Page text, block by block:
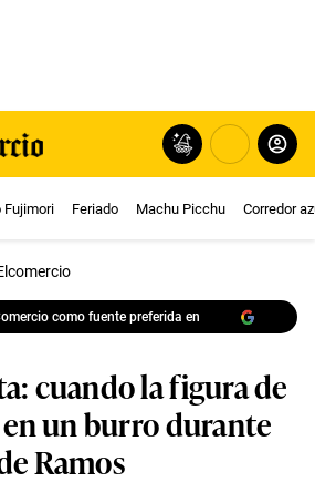
Fujimori Feriado Machu Picchu Corredor
como fuente preferida en
cuando la figura de
un burro durante
Ramos